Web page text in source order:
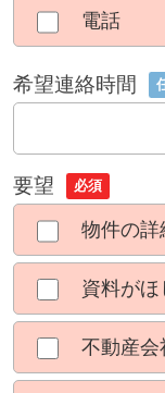
電話
希望連絡時間
要望 必須
物件の詳
資料がほ
不動産会